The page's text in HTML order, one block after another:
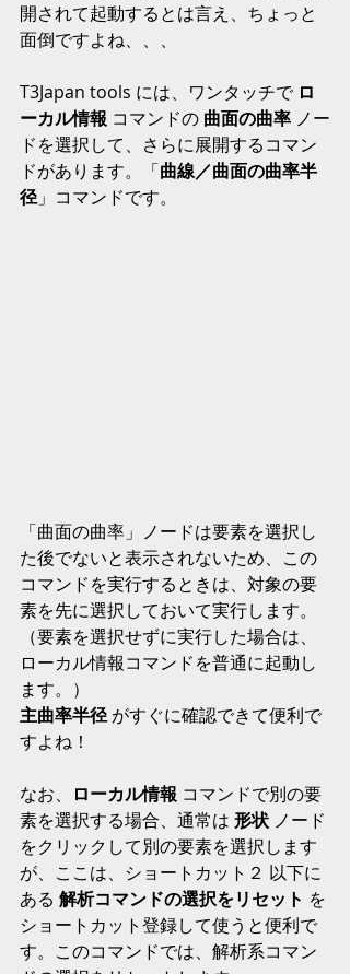
開されて起動するとは言え、ちょっと
面倒ですよね、、、
T3Japan tools には、ワンタッチで ロ
ーカル情報 コマンドの 曲面の曲率 ノー
ドを選択して、さらに展開するコマン
ドがあります。「曲線／曲面の曲率半
径」コマンドです。
「曲面の曲率」ノードは要素を選択し
た後でないと表示されないため、この
コマンドを実行するときは、対象の要
素を先に選択しておいて実行します。
（要素を選択せずに実行した場合は、
ローカル情報コマンドを普通に起動し
ます。）
主曲率半径 がすぐに確認できて便利で
すよね！
なお、 ローカル情報 コマンドで別の要
素を選択する場合、通常は 形状 ノード
をクリックして別の要素を選択します
が、ここは、ショートカット２ 以下に
ある 解析コマンドの選択をリセット を
ショートカット登録して使うと便利で
す。このコマンドでは、解析系コマン